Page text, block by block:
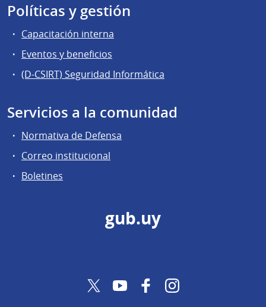
Políticas y gestión
Capacitación interna
Eventos y beneficios
(D-CSIRT) Seguridad Informática
Servicios a la comunidad
Normativa de Defensa
Correo institucional
Boletines
gub.uy
TwitterYouTubeFacebookInstagram